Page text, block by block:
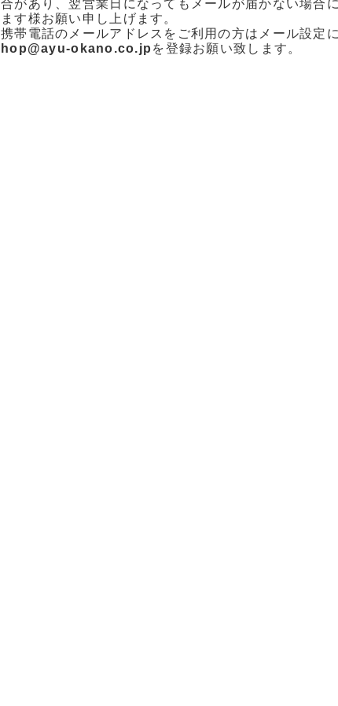
合があり、翌営業日になってもメールが届かない場合
ます様お願い申し上げます。
携帯電話のメールアドレスをご利用の方はメール設定
hop@ayu-okano.co.jp を登録お願い致します。